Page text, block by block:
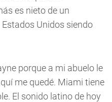
es nieto de un
Unidos siendo
porque a mi abuelo le
me quedé. Miami tiene
El sonido latino de hoy